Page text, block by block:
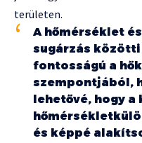
területen.
A hőmérséklet
sugárzás
fontosságú a
szempontjából,
lehetővé, hogy a
és képpé